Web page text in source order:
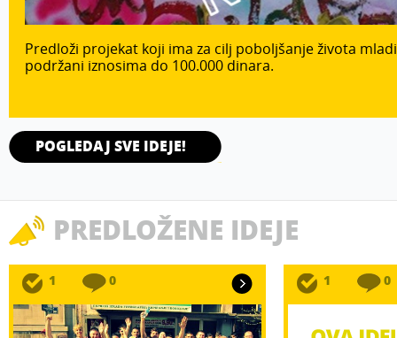
Predloži projekat koji ima za cilj poboljšanje života
podržani iznosima do 100.000 dinara.
POGLEDAJ SVE IDEJE!
PREDLOŽENE IDEJE
1 0 1 0